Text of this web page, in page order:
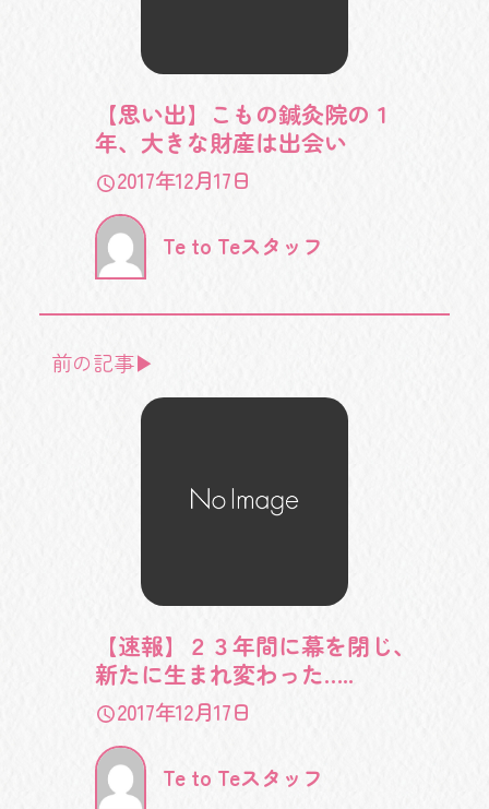
【思い出】こもの鍼灸院の１
年、大きな財産は出会い
2017年12月17日
Te to Teスタッフ
前の記事▶
【速報】２３年間に幕を閉じ、
新たに生まれ変わった…..
2017年12月17日
Te to Teスタッフ